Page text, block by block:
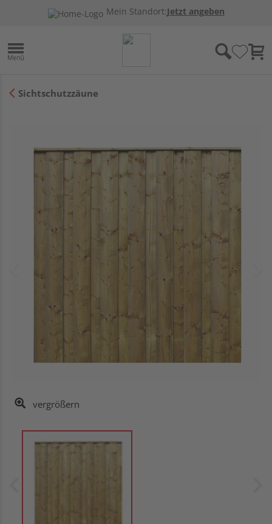
Mein Standort:Jetzt angeben
Sichtschutzzäune
vergrößern